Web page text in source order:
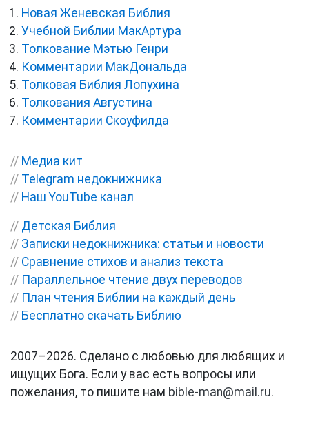
Новая Женевская Библия
Учебной Библии МакАртура
Толкование Мэтью Генри
Комментарии МакДональда
Толковая Библия Лопухина
Толкования Августина
Комментарии Скоуфилда
// Медиа кит
// Telegram недокнижника
// Наш YouTube канал
// Детская Библия
// Записки недокнижника: статьи и новости
// Сравнение стихов и анализ текста
// Параллельное чтение двух переводов
// План чтения Библии на каждый день
// Бесплатно скачать Библию
2007–2026. Сделано с любовью для любящих и
ищущих Бога. Если у вас есть вопросы или
пожелания, то пишите нам bible-man@mail.ru.